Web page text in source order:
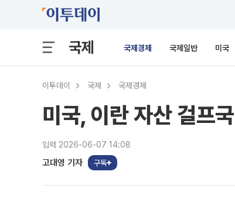
국제 국제경제 국제일반 미국
이투데이 국제 국제경제
미국, 이란 자산 걸프
입력 2026-06-07 14:08
고대영 기자 구독